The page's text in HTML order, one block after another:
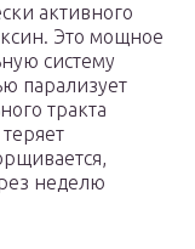
активного
Это мощное
систему
парализует
тракта
неделю